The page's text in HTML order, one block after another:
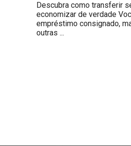
Descubra como transferir
economizar de verdade
empréstimo consignado,
outras ...